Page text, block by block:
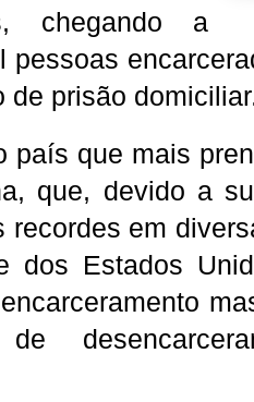
chegando a
pessoas
de prisão
país que mais
que, devido a
recordes em
dos Estados